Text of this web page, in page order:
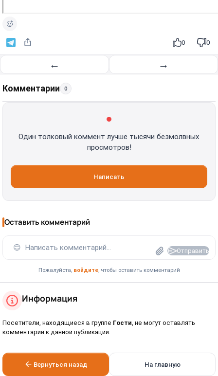
0 0
← →
Комментарии 0
Один толковый коммент лучше тысячи безмолвных
просмотров!
Написать
Оставить комментарий
😊 Написать комментарий... Отправить
Пожалуйста, войдите, чтобы оставить комментарий
Информация
Посетители, находящиеся в группе Гости, не могут оставлять
комментарии к данной публикации.
Вернуться назад На главную